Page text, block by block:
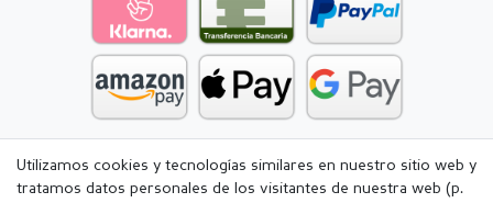
Utilizamos cookies y tecnologías similares en nuestro sitio web y
tratamos datos personales de los visitantes de nuestra web (p.